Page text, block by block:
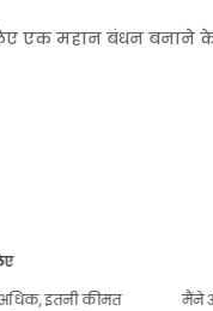
एक महान बंधन बनाने के
के लिए बांग्लादेश से
टीम को धन्यवाद दिया है